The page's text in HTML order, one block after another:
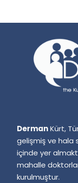
DermanKürt,
gelişmiş ve hala
içinde yer
mahalle
kurulmuştur.